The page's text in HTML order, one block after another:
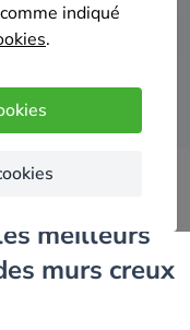
indiqué
.
murs creux